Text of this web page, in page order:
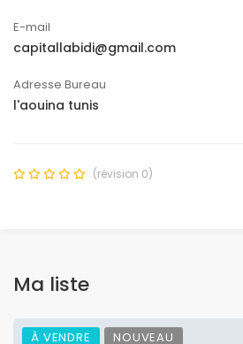
E-mail
capitallabidi@gmail.com
Adresse Bureau
l'aouina tunis
(révision 0)
Ma liste
À VENDRE NOUVEAU